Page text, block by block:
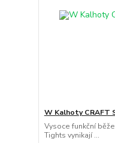
W Kalhoty CRAFT
Vysoce funkční
Tights vynikají ...